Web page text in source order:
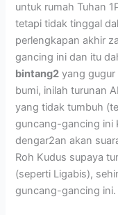
untuk rumah Tuhan
tetapi tidak tinggal
perlengkapan akhir
gancing ini dan itu
bintang2 yang gugur
bumi, inilah turunan
yang tidak tumbuh
guncang-gancing ini
dengar2an akan
Roh Kudus supaya
(seperti Ligabis),
guncang-gancing ini.